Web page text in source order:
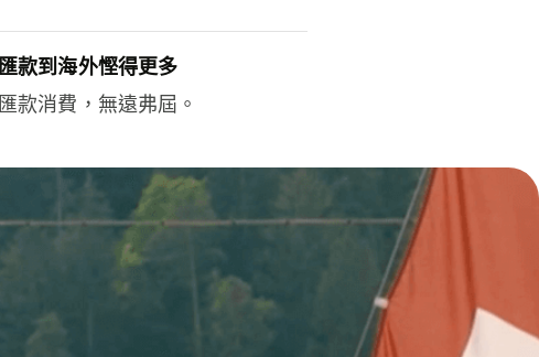
匯款到海外慳得更多
匯款消費，無遠弗屆。